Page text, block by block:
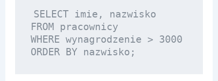
SELECT imie, nazwisko
FROM pracownicy
WHERE wynagrodzenie > 3000